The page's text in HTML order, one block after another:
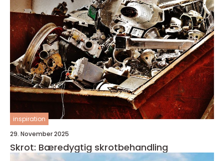
inspiration
29. November 2025
Skrot: Bæredygtig skrotbehandling